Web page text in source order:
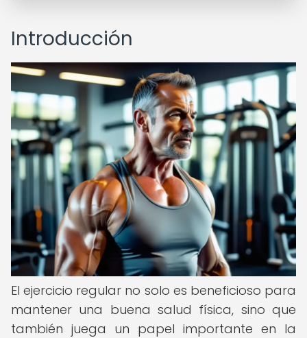
Introducción
El ejercicio regular no solo es beneficioso para
mantener una buena salud física, sino que
también juega un papel importante en la